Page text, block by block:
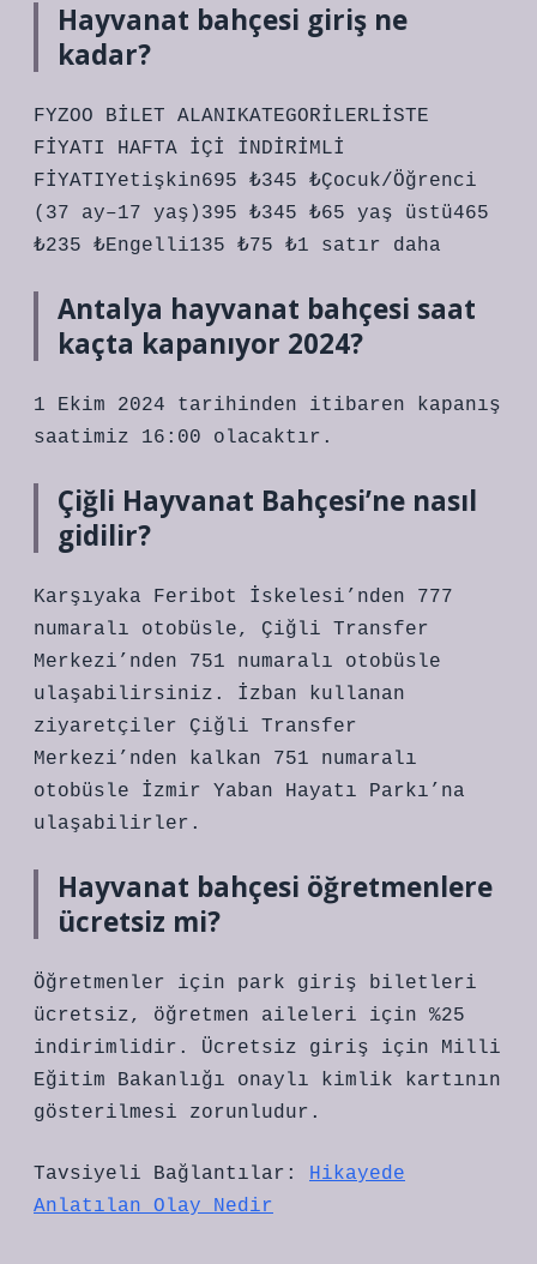
Hayvanat bahçesi giriş ne
kadar?
FYZOO BİLET ALANIKATEGORİLERLİSTE
FİYATI HAFTA İÇİ İNDİRİMLİ
FİYATIYetişkin695 ₺345 ₺Çocuk/Öğrenci
(37 ay–17 yaş)395 ₺345 ₺65 yaş üstü465
₺235 ₺Engelli135 ₺75 ₺1 satır daha
Antalya hayvanat bahçesi saat
kaçta kapanıyor 2024?
1 Ekim 2024 tarihinden itibaren kapanış
saatimiz 16:00 olacaktır.
Çiğli Hayvanat Bahçesi’ne nasıl
gidilir?
Karşıyaka Feribot İskelesi’nden 777
numaralı otobüsle, Çiğli Transfer
Merkezi’nden 751 numaralı otobüsle
ulaşabilirsiniz. İzban kullanan
ziyaretçiler Çiğli Transfer
Merkezi’nden kalkan 751 numaralı
otobüsle İzmir Yaban Hayatı Parkı’na
ulaşabilirler.
Hayvanat bahçesi öğretmenlere
ücretsiz mi?
Öğretmenler için park giriş biletleri
ücretsiz, öğretmen aileleri için %25
indirimlidir. Ücretsiz giriş için Milli
Eğitim Bakanlığı onaylı kimlik kartının
gösterilmesi zorunludur.
Tavsiyeli Bağlantılar: Hikayede
Anlatılan Olay Nedir